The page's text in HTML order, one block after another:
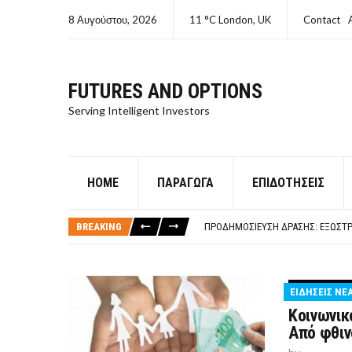
8 Αυγούστου, 2026 11 °C London, UK Contact
FUTURES AND OPTIONS
Serving Intelligent Investors
HOME ΠΑΡΆΓΩΓΑ ΕΠΙΔΟΤΉΣΕΙΣ
BREAKING
ΠΡΟΔΗΜΟΣΊΕΥΣΗ ΔΡΆΣΗΣ:
ΤΙ ΕΊΝΑΙ ΧΡΉΜΑ ΚΕΦΑΛΑΙΟ 8Ο
ΤΑΜΕΊΟ ΜΙΚΡΟΠΙΣΤΏΣΕΩΝ ΣΥΧΝΈΣ
ΕΙΔΗΣΕΙΣ
Από